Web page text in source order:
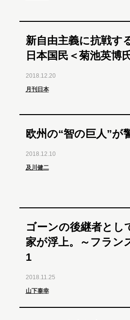
新自由主義に抗戦す
日本国民＜菊池英博
2018.12.20
月刊日本
欧州の“智の巨人”が
2018.12.10
及川健二
ゴーンの後継者とし
家が浮上。～フラン
1
2018.11.25
山下泰幸